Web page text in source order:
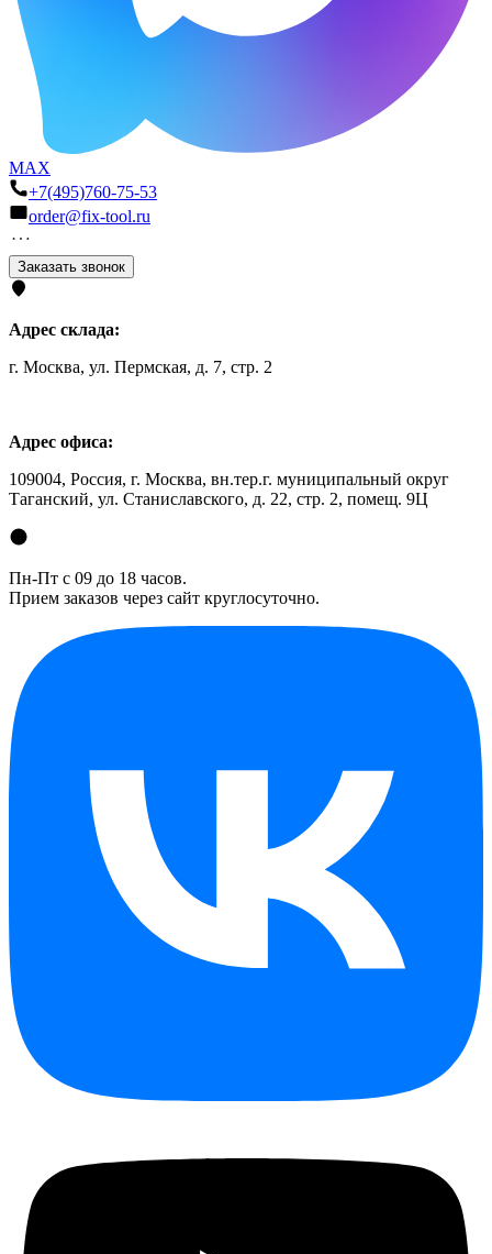
MAX
+7(495)760-75-53
order@fix-tool.ru
Заказать звонок
Адрес склада:
г. Москва, ул. Пермская, д. 7, стр. 2
Адрес офиса:
109004, Россия, г. Москва, вн.тер.г. муниципальный округ
Таганский, ул. Станиславского, д. 22, стр. 2, помещ. 9Ц
Пн-Пт с 09 до 18 часов.
Прием заказов через сайт круглосуточно.